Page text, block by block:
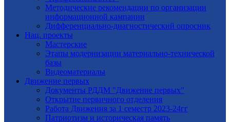
Методические рекомендации по организации
информационной кампании
Дифференциально-диагностический опросник
Нац. проекты
Мастерские
Этапы модернизации материально-технической
базы
Видеоматериалы
Движение первых
Документы РДДМ "Движение первых"
Открытие первичного отделения
Работа Движения за 1 семестр 2023-24гг
Патриотизм и историческая память